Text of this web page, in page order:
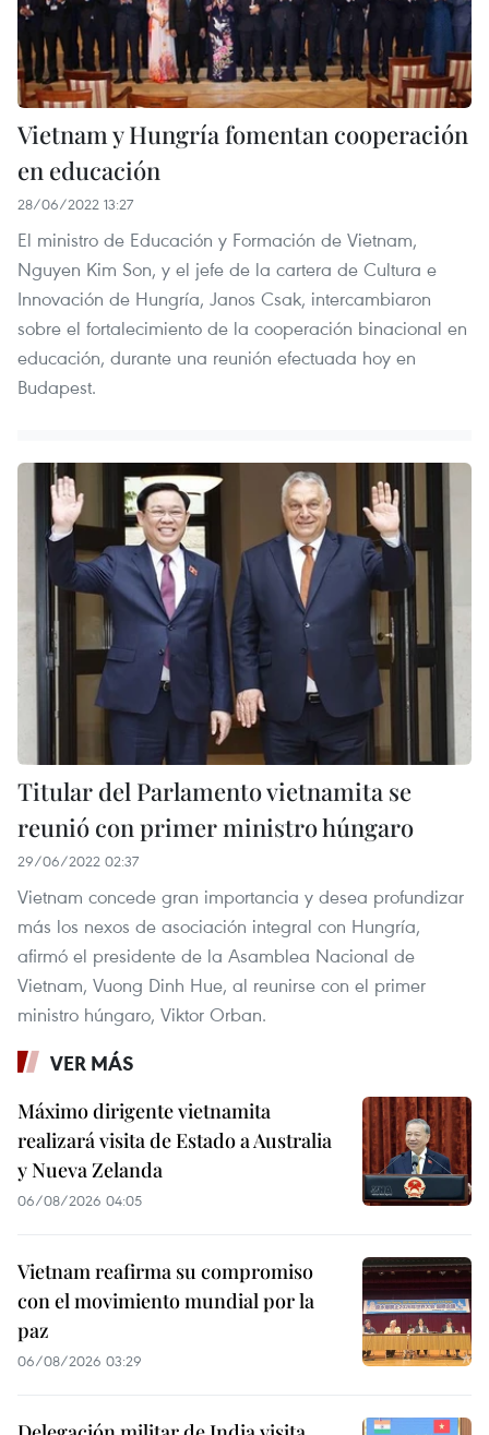
Vietnam y Hungría fomentan cooperación
en educación
28/06/2022 13:27
El ministro de Educación y Formación de Vietnam,
Nguyen Kim Son, y el jefe de la cartera de Cultura e
Innovación de Hungría, Janos Csak, intercambiaron
sobre el fortalecimiento de la cooperación binacional en
educación, durante una reunión efectuada hoy en
Budapest.
Titular del Parlamento vietnamita se
reunió con primer ministro húngaro
29/06/2022 02:37
Vietnam concede gran importancia y desea profundizar
más los nexos de asociación integral con Hungría,
afirmó el presidente de la Asamblea Nacional de
Vietnam, Vuong Dinh Hue, al reunirse con el primer
ministro húngaro, Viktor Orban.
VER MÁS
Máximo dirigente vietnamita
realizará visita de Estado a Australia
y Nueva Zelanda
06/08/2026 04:05
Vietnam reafirma su compromiso
con el movimiento mundial por la
paz
06/08/2026 03:29